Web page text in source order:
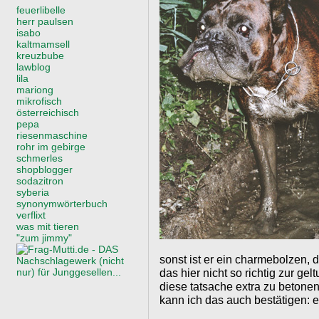
feuerlibelle
herr paulsen
isabo
kaltmamsell
kreuzbube
lawblog
lila
mariong
mikrofisch
österreichisch
pepa
riesenmaschine
rohr im gebirge
schmerles
shopblogger
sodazitron
syberia
synonymwörterbuch
verflixt
was mit tieren
"zum jimmy"
sonst ist er ein charmebolzen,
das hier nicht so richtig zur
diese tatsache extra zu
kann ich das auch bestätigen: